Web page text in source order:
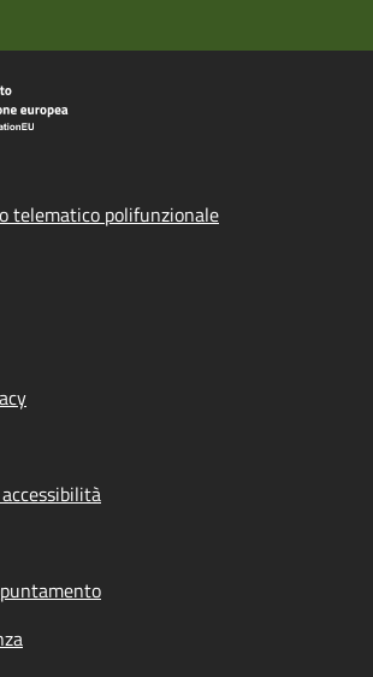
telematico polifunzionale